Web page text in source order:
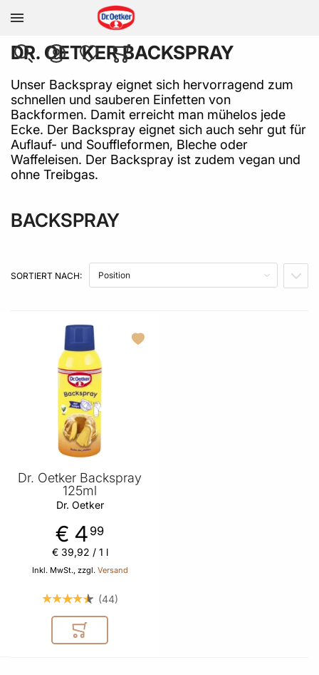
SUCHE KONTO WUNSCHLISTEWARENKORB
Minicart
DR. OETKER BACKSPRAY
Unser Backspray eignet sich hervorragend zum
schnellen und sauberen Einfetten von
Backformen. Damit erreicht man mühelos jede
Ecke. Der Backspray eignet sich auch sehr gut für
Auflauf- und Souffleformen, Bleche oder
Waffeleisen. Der Backspray ist zudem vegan und
ohne Treibgas.
BACKSPRAY
SORTIERT NACH: IN
Dr. Oetker Backspray
125ml
Dr. Oetker
€ 4 99
Inkl. MwSt., zzgl. Versand
€ 39,92 / 1 l
44
In den Warenkorb